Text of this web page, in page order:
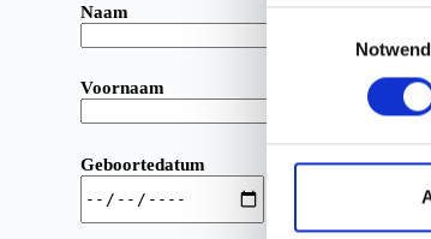
E
i
Naam
Voornaam
Geboortedatum